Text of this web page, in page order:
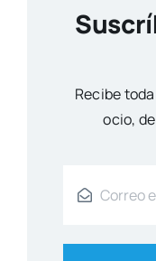
Reci­be
ocio,